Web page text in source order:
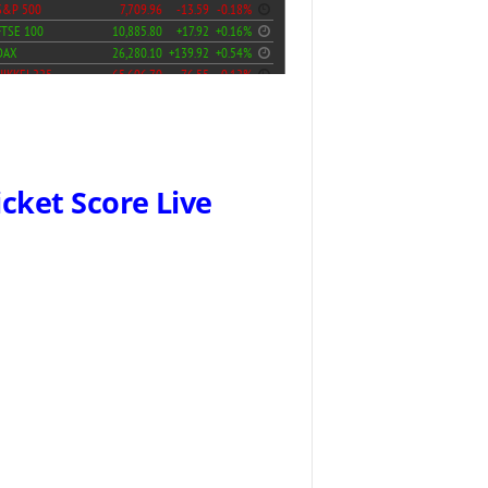
Score Live